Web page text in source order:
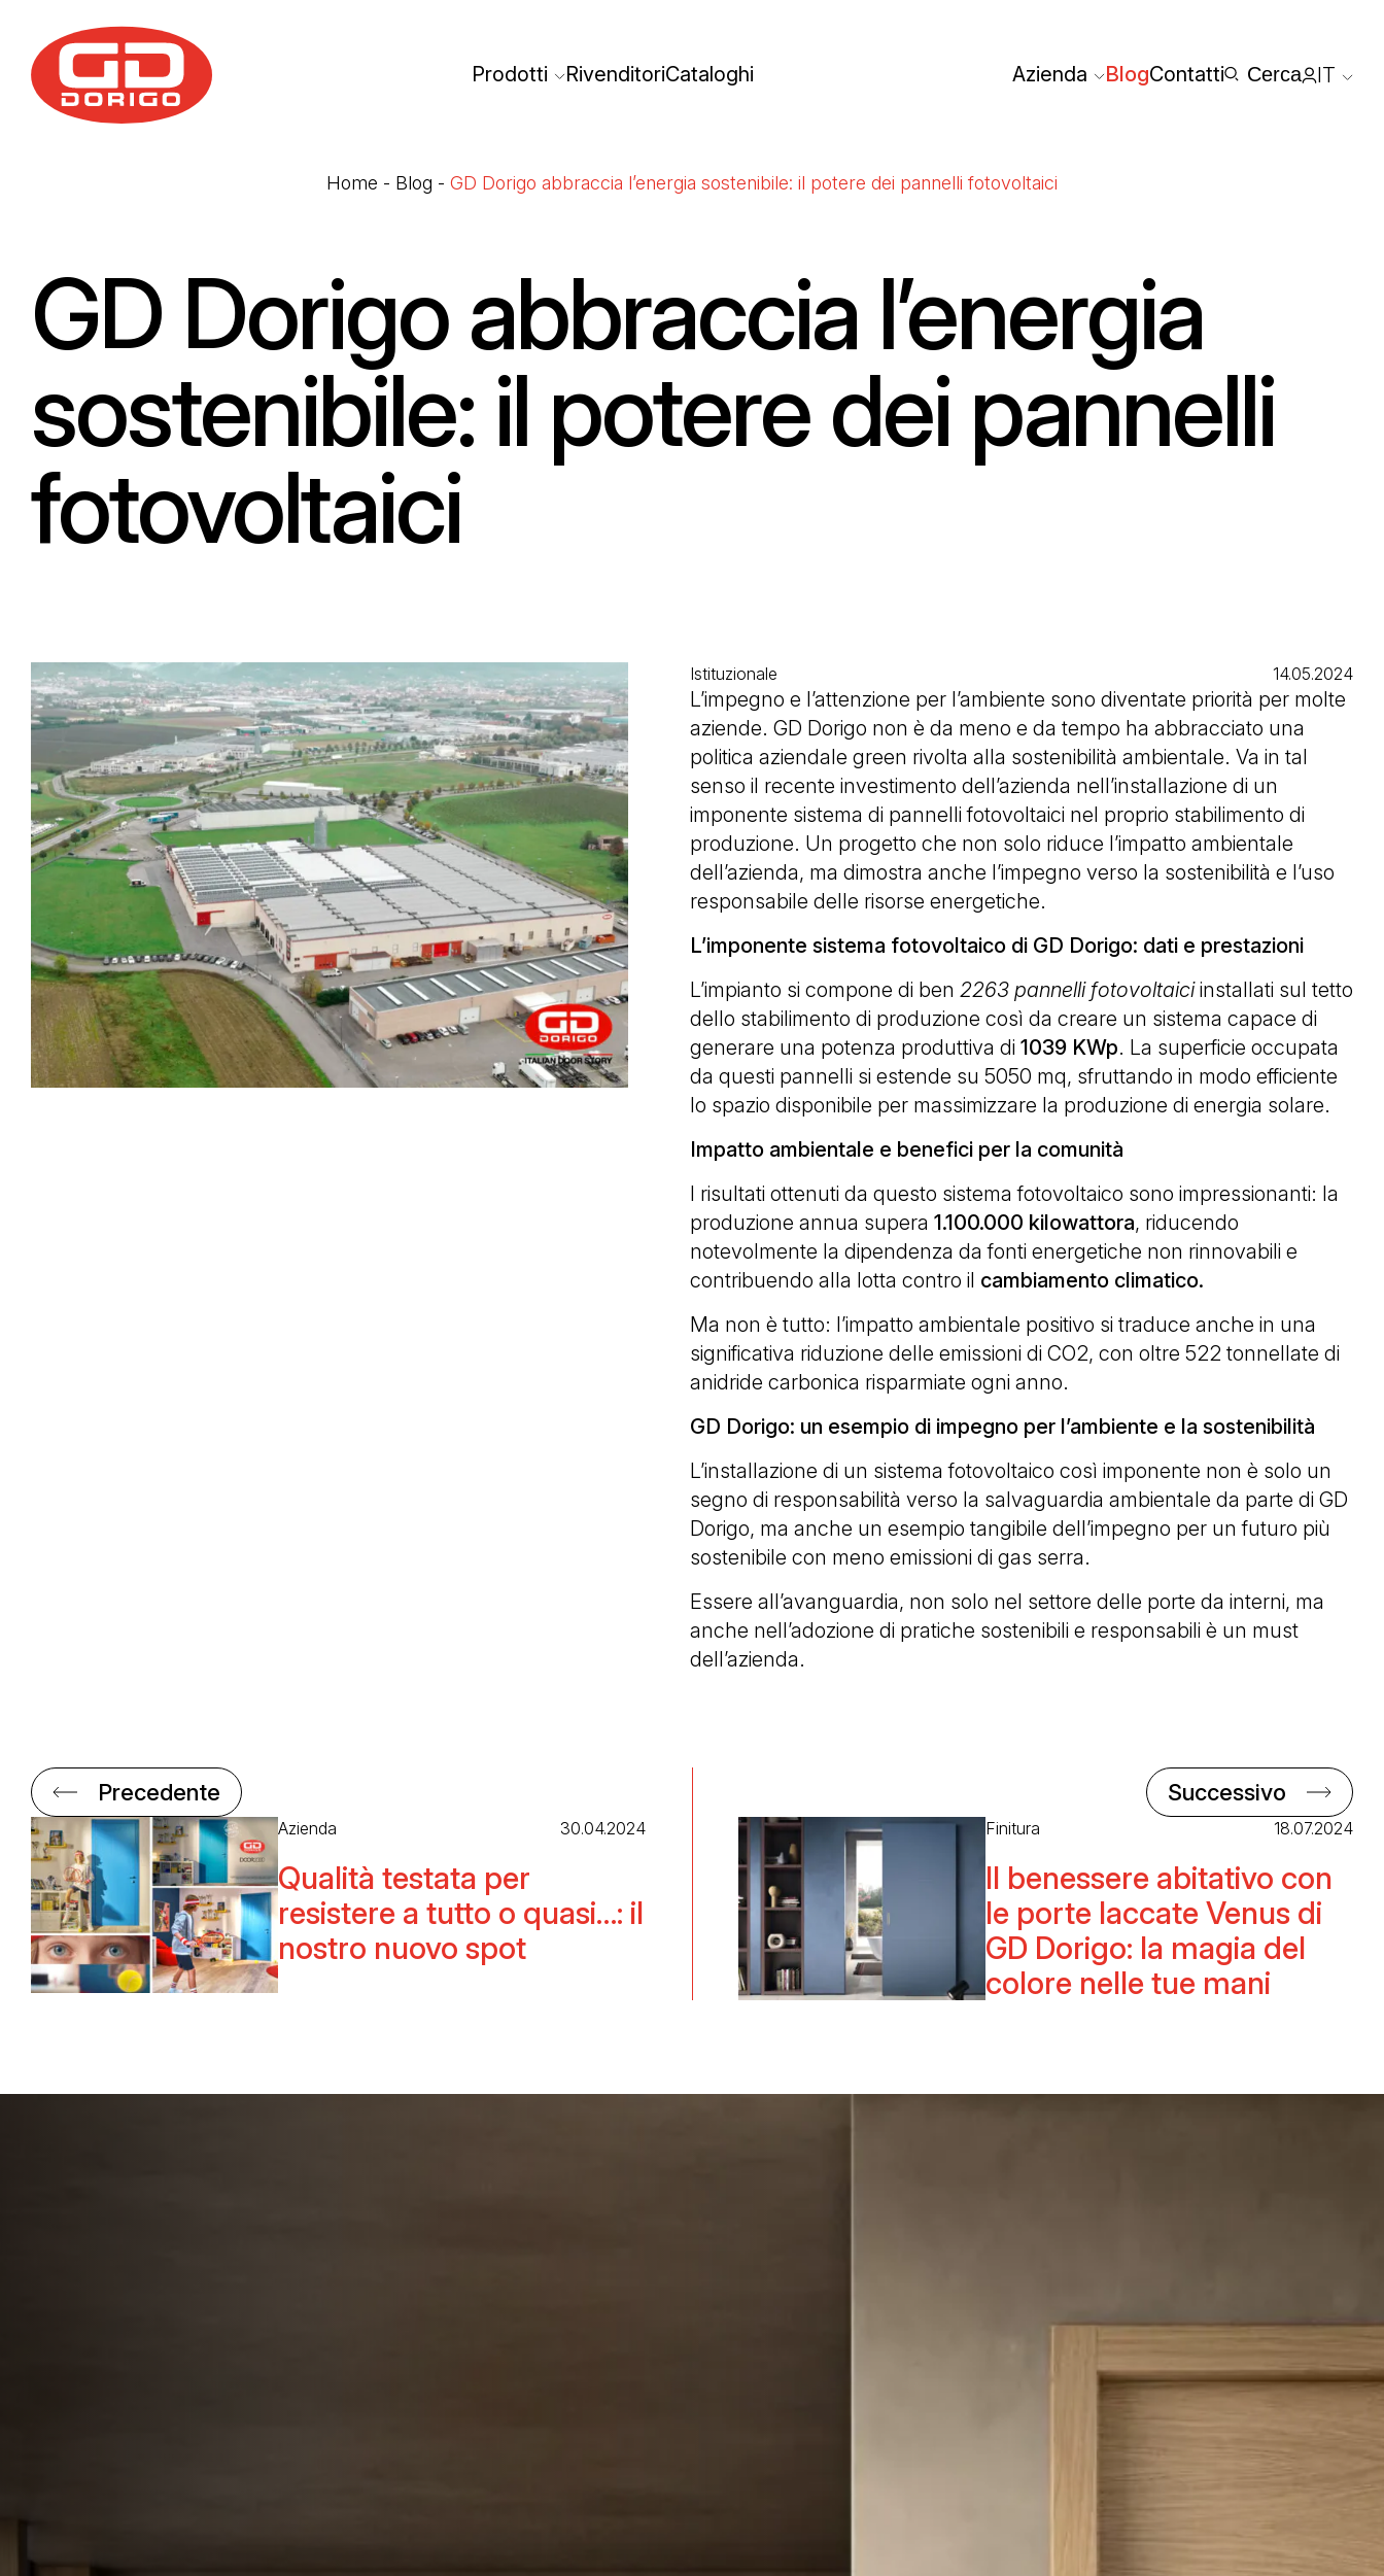
Prodotti RivenditoriCataloghi Azienda BlogContatti CercaArea
IT
Home - Blog - GD Dorigo abbraccia l’energia sostenibile: il potere dei pannelli fotovoltaici
GD Dorigo abbraccia l’energia
sostenibile: il potere dei pannelli
fotovoltaici
Istituzionale 14.05.2024
L’impegno e l’attenzione per l’ambiente sono diventate priorità per molte
aziende. GD Dorigo non è da meno e da tempo ha abbracciato una
politica aziendale green rivolta alla sostenibilità ambientale. Va in tal
senso il recente investimento dell’azienda nell’installazione di un
imponente sistema di pannelli fotovoltaici nel proprio stabilimento di
produzione. Un progetto che non solo riduce l’impatto ambientale
dell’azienda, ma dimostra anche l’impegno verso la sostenibilità e l’uso
responsabile delle risorse energetiche.
L’imponente sistema fotovoltaico di GD Dorigo: dati e prestazioni
L’impianto si compone di ben 2263 pannelli fotovoltaici installati sul tetto
dello stabilimento di produzione così da creare un sistema capace di
generare una potenza produttiva di 1039 KWp. La superficie occupata
da questi pannelli si estende su 5050 mq, sfruttando in modo efficiente
lo spazio disponibile per massimizzare la produzione di energia solare.
Impatto ambientale e benefici per la comunità
I risultati ottenuti da questo sistema fotovoltaico sono impressionanti: la
produzione annua supera 1.100.000 kilowattora, riducendo
notevolmente la dipendenza da fonti energetiche non rinnovabili e
contribuendo alla lotta contro il cambiamento climatico.
Ma non è tutto: l’impatto ambientale positivo si traduce anche in una
significativa riduzione delle emissioni di CO2, con oltre 522 tonnellate di
anidride carbonica risparmiate ogni anno.
GD Dorigo: un esempio di impegno per l’ambiente e la sostenibilità
L’installazione di un sistema fotovoltaico così imponente non è solo un
segno di responsabilità verso la salvaguardia ambientale da parte di GD
Dorigo, ma anche un esempio tangibile dell’impegno per un futuro più
sostenibile con meno emissioni di gas serra.
Essere all’avanguardia, non solo nel settore delle porte da interni, ma
anche nell’adozione di pratiche sostenibili e responsabili è un must
dell’azienda.
Precedente
Azienda 30.04.2024
Qualità testata per
resistere a tutto o quasi…: il
nostro nuovo spot
Successivo
Finitura 18.07.2024
Il benessere abitativo con
le porte laccate Venus di
GD Dorigo: la magia del
colore nelle tue mani